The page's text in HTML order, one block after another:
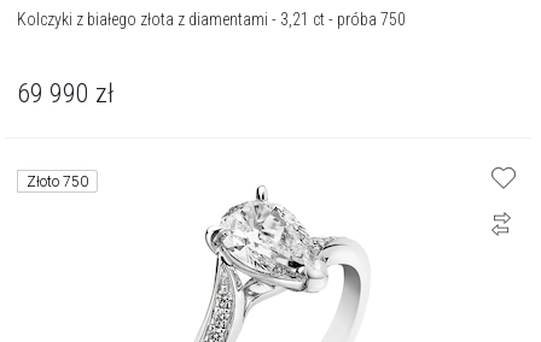
Kolczyki z białego złota z diamentami - 3,21 ct - próba 750
69 990 zł
Złoto 750